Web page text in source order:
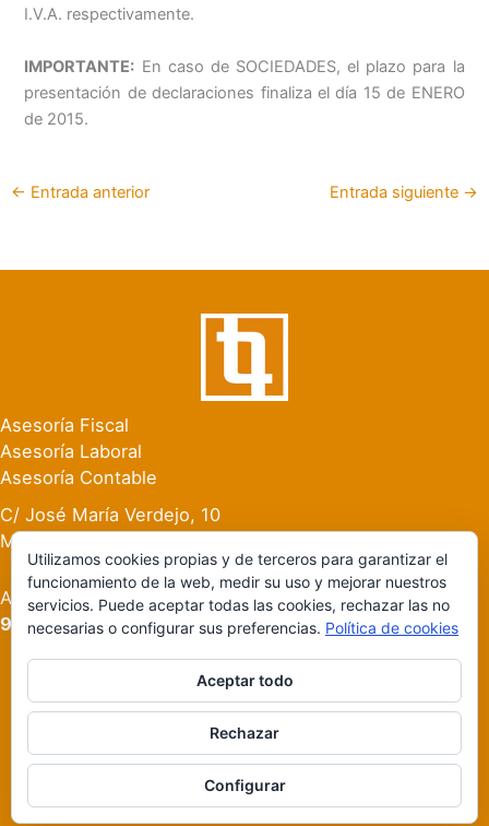
I.V.A. respectivamente.
IMPORTANTE: En caso de SOCIEDADES, el plazo para la
presentación de declaraciones finaliza el día 15 de ENERO
de 2015.
← Entrada anterior Entrada siguiente →
Asesoría Fiscal
Asesoría Laboral
Asesoría Contable
C/ José María Verdejo, 10
Manises (Valencia)
Atención al Cliente:
96 154 59 56
2026 © Asesoría Botet Manises · Diseño Gobar Estudio
Política de privacidad
Aviso legal
Utilizamos cookies propias y de terceros para garantizar el
funcionamiento de la web, medir su uso y mejorar nuestros
servicios. Puede aceptar todas las cookies, rechazar las no
necesarias o configurar sus preferencias. Política de cookies
Aceptar todo
Rechazar
Configurar